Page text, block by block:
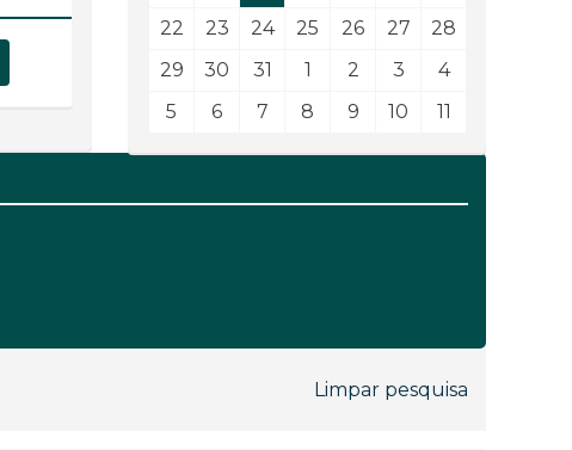
22
23 24 25 26 27
28
29
30 31 1 2 3
4
5
6 7 8 9 10 11
Limpar pesquisa